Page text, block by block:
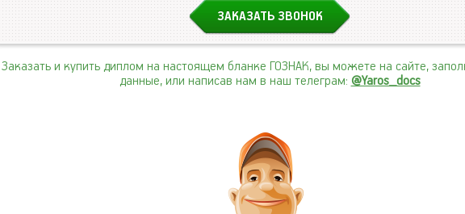
Заказать и купить диплом на настоящем бланке ГОЗНАК, вы можете на сайте,
данные, или написав нам в наш телеграм: @Yaros_docs